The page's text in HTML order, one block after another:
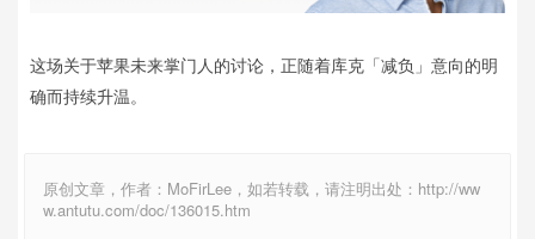
这场关于苹果未来掌门人的讨论，正随着库克「减负」意向的明
确而持续升温。
原创文章，作者：MoFirLee，如若转载，请注明出处：http://ww
w.antutu.com/doc/136015.htm